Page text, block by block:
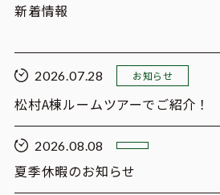
新着情報
2026.07.28 お知らせ
松村A棟ルームツアーでご紹介！
2026.08.08
夏季休暇のお知らせ